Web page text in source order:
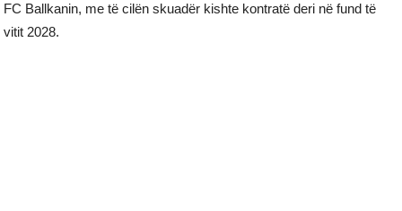
FC Ballkanin, me të cilën skuadër kishte kontratë deri në fund të
vitit 2028.